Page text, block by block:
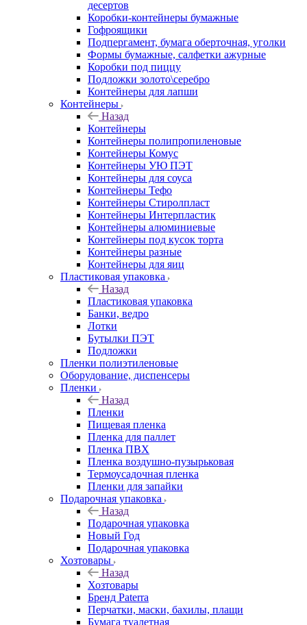
десертов
Коробки-контейнеры бумажные
Гофроящики
Подпергамент, бумага оберточная, уголки
Формы бумажные, салфетки ажурные
Коробки под пиццу
Подложки золото\серебро
Контейнеры для лапши
Контейнеры
Назад
Контейнеры
Контейнеры полипропиленовые
Контейнеры Комус
Контейнеры УЮ ПЭТ
Контейнеры для соуса
Контейнеры Тефо
Контейнеры Стиролпласт
Контейнеры Интерпластик
Контейнеры алюминиевые
Контейнеры под кусок торта
Контейнеры разные
Контейнеры для яиц
Пластиковая упаковка
Назад
Пластиковая упаковка
Банки, ведро
Лотки
Бутылки ПЭТ
Подложки
Пленки полиэтиленовые
Оборудование, диспенсеры
Пленки
Назад
Пленки
Пищевая пленка
Пленка для паллет
Пленка ПВХ
Пленка воздушно-пузырьковая
Термоусадочная пленка
Пленки для запайки
Подарочная упаковка
Назад
Подарочная упаковка
Новый Год
Подарочная упаковка
Хозтовары
Назад
Хозтовары
Бренд Paterra
Перчатки, маски, бахилы, плащи
Бумага туалетная